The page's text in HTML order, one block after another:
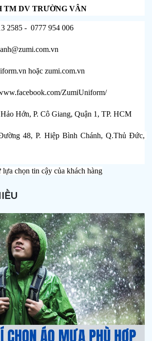
TM DV TRƯỜNG VÂN
2585 -  0777 954 006
hoặc zumi.com.vn
ZumiUniform/
Hảo Hớn, P. Cô Giang, Quận 1, TP. HCM
48, P. Hiệp Bình Chánh, Q.Thủ Đức,
chọn tin cậy của khách hàng